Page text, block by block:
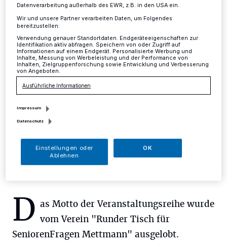
Mettmann·Im Rahmen der Veranstaltungsreihe "In
Bewegung bleiben" des Vereins Runder Tisch für
SeniorenFragen Mettmann (RTfS) veranstaltet die
Evangelische Kirchengemeinde Mettmann ein
gemeinschaftliches Singen.
21.09.2018 , 11:14 Uhr
D as Motto der Veranstaltungsreihe wurde
vom Verein "Runder Tisch für
SeniorenFragen Mettmann" ausgelobt.
Datenverarbeitung außerhalb des EWR, z.B. in den USA ein.
Wir und unsere Partner verarbeiten Daten, um Folgendes
bereitzustellen:
Verwendung genauer Standortdaten. Endgeräteeigenschaften zur
Identifikation aktiv abfragen. Speichern von oder Zugriff auf
Informationen auf einem Endgerät. Personalisierte Werbung und
Inhalte, Messung von Werbeleistung und der Performance von
Inhalten, Zielgruppenforschung sowie Entwicklung und Verbesserung
von Angeboten.
Ausführliche Informationen
Impressum
Datenschutz
Einstellungen oder
Ablehnen
OK